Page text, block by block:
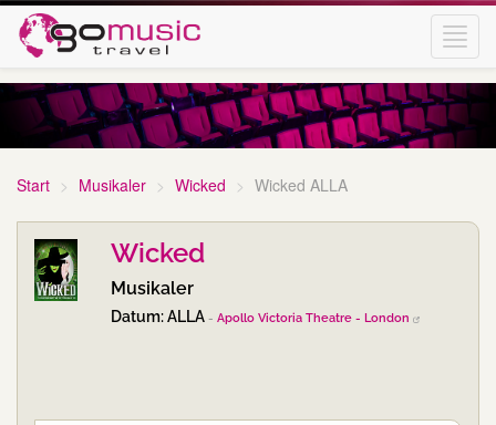
Start Musikaler Wicked Wicked ALLA
Wicked
Musikaler
Datum: ALLA-Apollo Victoria Theatre - London